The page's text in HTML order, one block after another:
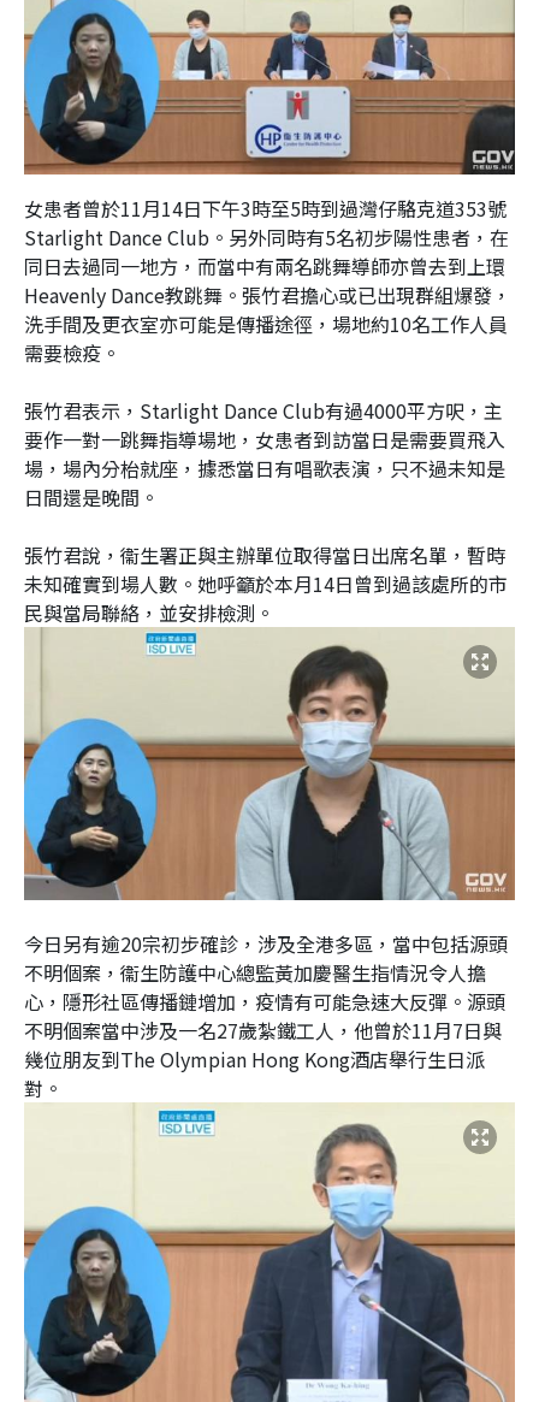
女患者曾於11月14日下午3時至5時到過灣仔駱克道353號
Starlight Dance Club。另外同時有5名初步陽性患者，在
同日去過同一地方，而當中有兩名跳舞導師亦曾去到上環
Heavenly Dance教跳舞。張竹君擔心或已出現群組爆發，
洗手間及更衣室亦可能是傳播途徑，場地約10名工作人員
需要檢疫。
張竹君表示，Starlight Dance Club有過4000平方呎，主
要作一對一跳舞指導場地，女患者到訪當日是需要買飛入
場，場內分枱就座，據悉當日有唱歌表演，只不過未知是
日間還是晚間。
張竹君說，衞生署正與主辦單位取得當日出席名單，暫時
未知確實到場人數。她呼籲於本月14日曾到過該處所的市
民與當局聯絡，並安排檢測。
今日另有逾20宗初步確診，涉及全港多區，當中包括源頭
不明個案，衞生防護中心總監黃加慶醫生指情況令人擔
心，隱形社區傳播鏈增加，疫情有可能急速大反彈。源頭
不明個案當中涉及一名27歲紮鐵工人，他曾於11月7日與
幾位朋友到The Olympian Hong Kong酒店舉行生日派
對。